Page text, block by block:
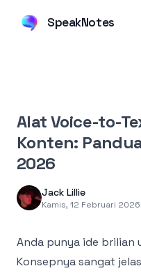
SpeakNotes
Alat Voice-to-
Konten:
2026
Jack Lillie
Kamis, 12 Februari 2026
Anda punya ide
Konsepnya sangat